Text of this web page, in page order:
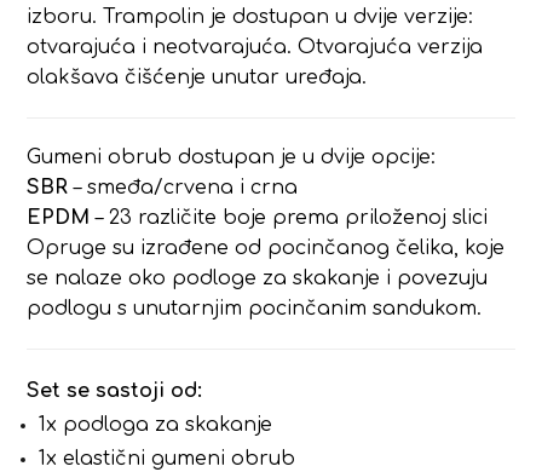
izboru. Trampolin je dostupan u dvije verzije:
otvarajuća i neotvarajuća. Otvarajuća verzija
olakšava čišćenje unutar uređaja.
Gumeni obrub dostupan je u dvije opcije:
SBR – smeđa/crvena i crna
EPDM – 23 različite boje prema priloženoj slici
Opruge su izrađene od pocinčanog čelika, koje
se nalaze oko podloge za skakanje i povezuju
podlogu s unutarnjim pocinčanim sandukom.
Set se sastoji od:
1x podloga za skakanje
1x elastični gumeni obrub